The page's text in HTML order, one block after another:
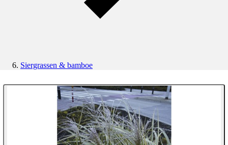
Siergrassen & bamboe